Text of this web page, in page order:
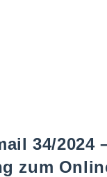
34/2024
zum